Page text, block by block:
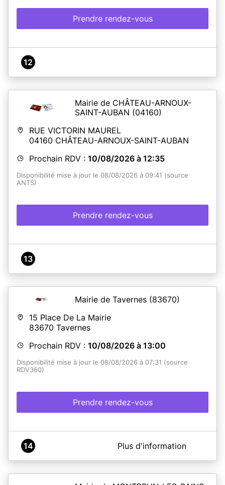
Prendre rendez-vous
12
Mairie de CHÂTEAU-ARNOUX-
SAINT-AUBAN (04160)
RUE VICTORIN MAUREL
04160 CHÂTEAU-ARNOUX-SAINT-AUBAN
Prochain RDV : 10/08/2026 à 12:35
Disponibilité mise à jour le 08/08/2026 à 09:41 (source
ANTS)
Prendre rendez-vous
13
Mairie de Tavernes (83670)
15 Place De La Mairie
83670 Tavernes
Prochain RDV : 10/08/2026 à 13:00
Disponibilité mise à jour le 08/08/2026 à 07:31 (source
RDV360)
Prendre rendez-vous
A propos de Mairie de TAVERNES
chaussée. Accès à la mairie depuis la place de l'Eglise.
Possibilité de stationner place de la mairie avec disque
14 Plus d'information